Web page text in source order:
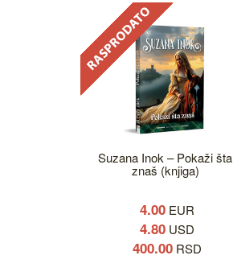
Suzana Inok – Pokaži šta
znaš (knjiga)
4.00 EUR
4.80 USD
400.00 RSD